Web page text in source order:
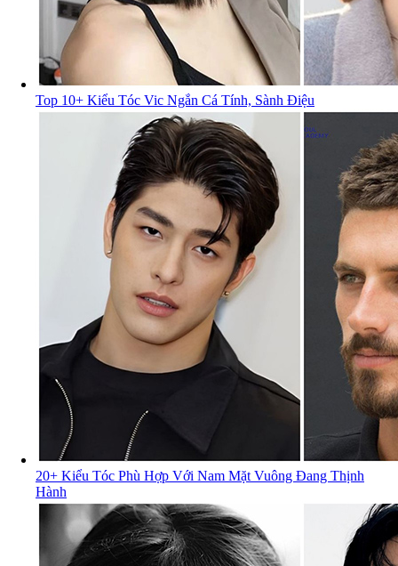
Top 10+ Kiểu Tóc Vic Ngắn Cá Tính, Sành Điệu
20+ Kiểu Tóc Phù Hợp Với Nam Mặt Vuông Đang Thịnh
Hành